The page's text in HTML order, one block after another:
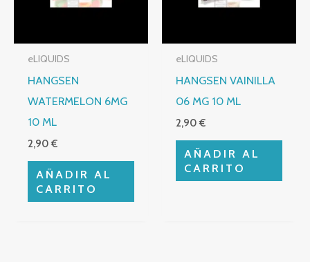
eLIQUIDS
HANGSEN
WATERMELON 6MG
10 ML
2,90€
AÑADIR AL
CARRITO
eLIQUIDS
HANGSEN VAINILLA
06 MG 10 ML
2,90€
AÑADIR AL
CARRITO